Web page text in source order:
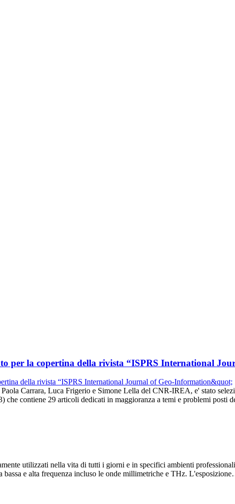
per la copertina della rivista “ISPRS International
Carrara, Luca Frigerio e Simone Lella del CNR-IREA, e' stato
che contiene 29 articoli dedicati in maggioranza a temi e problemi posti
utilizzati nella vita di tutti i giorni e in specifici ambienti
e alta frequenza incluso le onde millimetriche e THz.